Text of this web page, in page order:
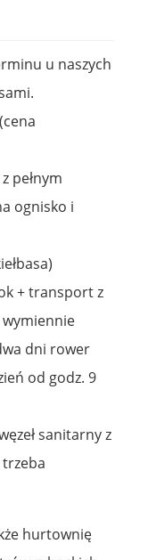
u naszych
pełnym
ognisko i
+ transport z
dni rower
od godz. 9
sanitarny z
hurtownię